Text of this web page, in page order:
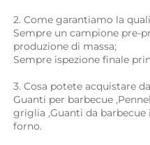
2. Come garantiamo la
Sempre un campione pre-
produzione di massa;
Sempre ispezione finale
3. Cosa potete acquistare
Guanti per barbecue ,
griglia ,Guanti da barbecue
forno.